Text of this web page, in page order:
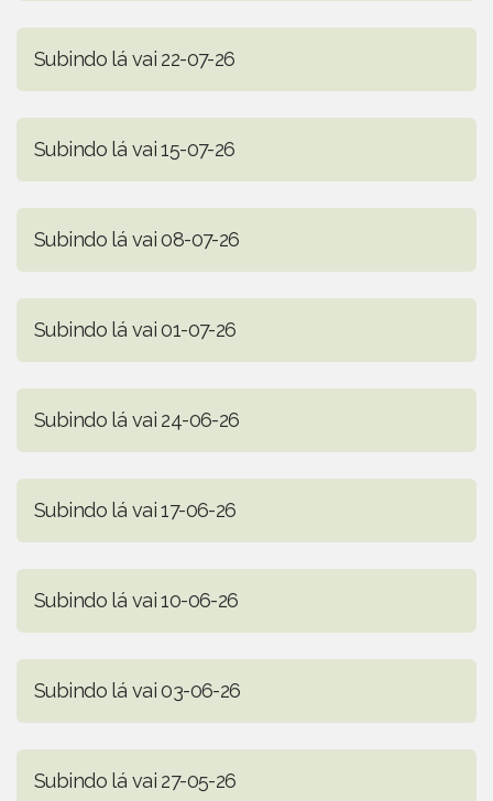
Subindo lá vai 22-07-26
Subindo lá vai 15-07-26
Subindo lá vai 08-07-26
Subindo lá vai 01-07-26
Subindo lá vai 24-06-26
Subindo lá vai 17-06-26
Subindo lá vai 10-06-26
Subindo lá vai 03-06-26
Subindo lá vai 27-05-26